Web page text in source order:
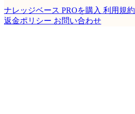
ナレッジベース PROを購入 利用規約
返金ポリシー お問い合わせ